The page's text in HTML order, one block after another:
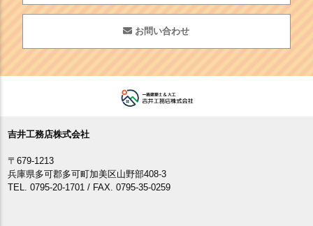
お問い合わせ
吉井工務店株式会社
〒679-1213
兵庫県多可郡多可町加美区山野部408-3
TEL. 0795-20-1701 / FAX. 0795-35-0259